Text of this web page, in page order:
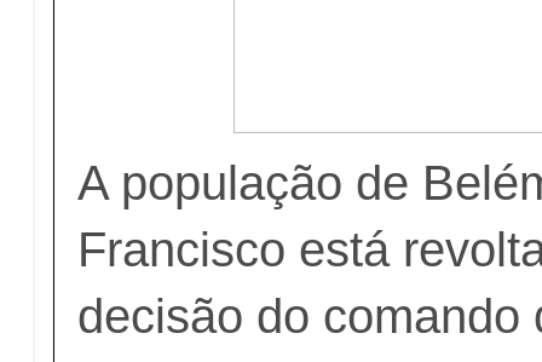
A população de
Francisco está
decisão do comando